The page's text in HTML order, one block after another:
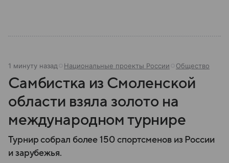
1 минуту назад Национальные проекты России Общество
Самбистка из Смоленской
области взяла золото на
международном турнире
Турнир собрал более 150 спортсменов из России
и зарубежья.